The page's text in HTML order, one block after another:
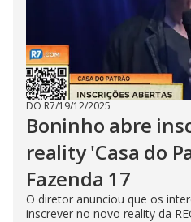
DO R7/19/12/2025
Boninho abre
reality 'Casa do
Fazenda 17
O diretor anunciou que os
inscrever no novo reality da